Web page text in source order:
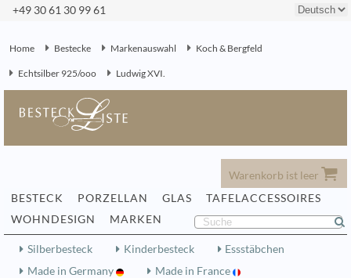
+49 30 61 30 99 61
Home Bestecke Markenauswahl Koch & Bergfeld
Echtsilber 925/ooo Ludwig XVI.
Warenkorb ist leer
BESTECK
PORZELLAN GLAS
TAFELACCESSOIRES
WOHNDESIGN
MARKEN
Silberbesteck Kinderbesteck
Essstäbchen
Made in Germany
Made in France